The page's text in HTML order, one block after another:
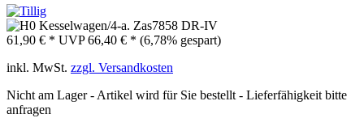
61,90 € * UVP66,40 € * (6,78% gespart)
inkl. MwSt. zzgl. Versandkosten
Nicht am Lager - Artikel wird für Sie bestellt - Lieferfähigkeit bitte
anfragen